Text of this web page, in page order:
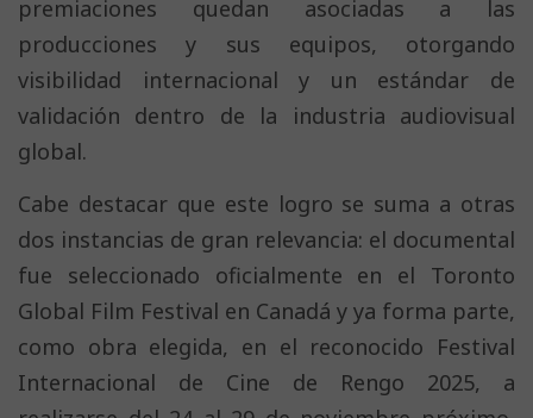
premiaciones quedan asociadas a las
producciones y sus equipos, otorgando
visibilidad internacional y un estándar de
validación dentro de la industria audiovisual
global.
Cabe destacar que este logro se suma a otras
dos instancias de gran relevancia: el documental
fue seleccionado oficialmente en el Toronto
Global Film Festival en Canadá y ya forma parte,
como obra elegida, en el reconocido Festival
Internacional de Cine de Rengo 2025, a